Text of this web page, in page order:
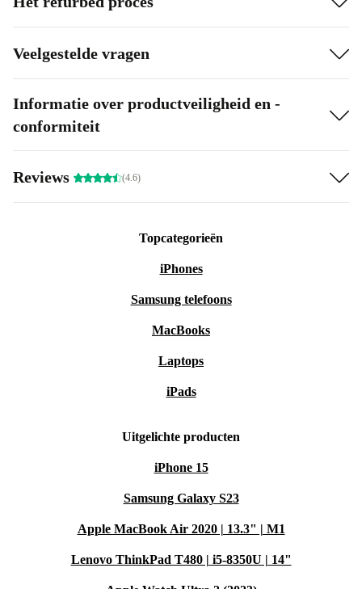
Veelgestelde vragen
Informatie over productveiligheid en -
conformiteit
Reviews (4.6)
Topcategorieën
iPhones
Samsung telefoons
MacBooks
Laptops
iPads
Uitgelichte producten
iPhone 15
Samsung Galaxy S23
Apple MacBook Air 2020 | 13.3" | M1
Lenovo ThinkPad T480 | i5-8350U | 14"